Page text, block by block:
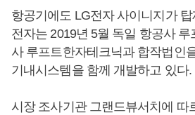
항공기에도 LG전자 사이니지가
전자는 2019년 5월 독일 항공사 루
사 루프트한자테크닉과 합작법인
기내시스템을 함께 개발하고 있다.
시장 조사기관 그랜드뷰서치에 따